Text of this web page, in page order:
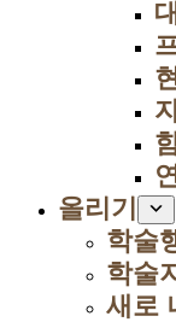
올리기
학술
학술지
새로